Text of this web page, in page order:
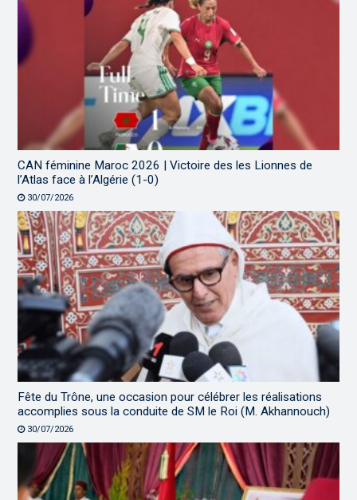
CAN féminine Maroc 2026 | Victoire des les Lionnes de
l’Atlas face à l’Algérie (1-0)
30/07/2026
Fête du Trône, une occasion pour célébrer les réalisations
accomplies sous la conduite de SM le Roi (M. Akhannouch)
30/07/2026